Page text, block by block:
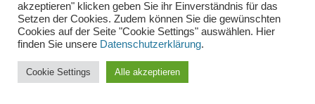
akzeptieren" klicken geben Sie ihr Einverständnis für das
Setzen der Cookies. Zudem können Sie die gewünschten
Cookies auf der Seite "Cookie Settings" auswählen. Hier
finden Sie unsere Datenschutzerklärung.
Cookie Settings Alle akzeptieren